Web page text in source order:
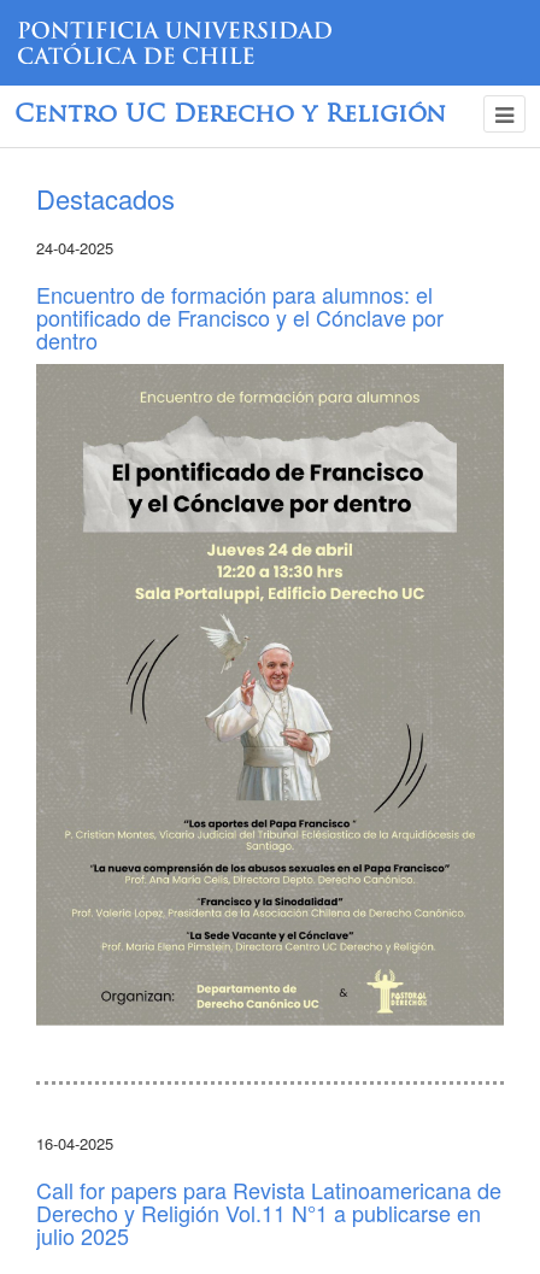
Centro UC Derecho y Religión
Destacados
24-04-2025
Encuentro de formación para alumnos: el
pontificado de Francisco y el Cónclave por
dentro
16-04-2025
Call for papers para Revista Latinoamericana de
Derecho y Religión Vol.11 N°1 a publicarse en
julio 2025